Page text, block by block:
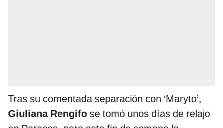
Tras su comentada separación con ‘Maryto’,
Giuliana Rengifo se tomó unos días de relajo